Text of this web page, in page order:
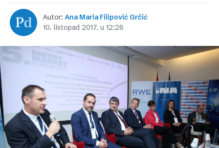
Autor:Ana Maria Filipović Grčić
10. listopad 2017. u 12:28